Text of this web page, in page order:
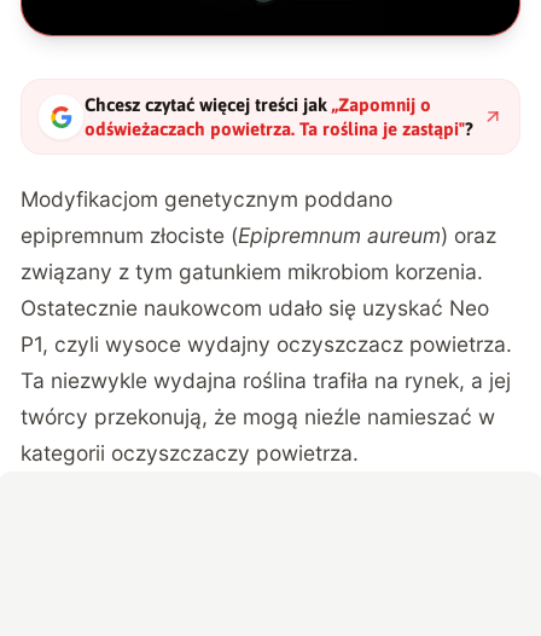
Chcesz czytać więcej treści jak „Zapomnij o
odświeżaczach powietrza. Ta roślina je zastąpi"?
Modyfikacjom genetycznym poddano
epipremnum złociste (Epipremnum aureum) oraz
związany z tym gatunkiem mikrobiom korzenia.
Ostatecznie naukowcom udało się uzyskać Neo
P1, czyli wysoce wydajny oczyszczacz powietrza.
Ta niezwykle wydajna roślina trafiła na rynek, a jej
twórcy przekonują, że mogą nieźle namieszać w
kategorii oczyszczaczy powietrza.